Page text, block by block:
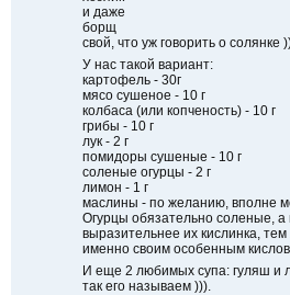
и даже
борщ
свой, что уж говорить о солянке
У нас такой вариант:
картофель - 30г
мясо сушеное - 10 г
колбаса (или копченость) - 10 г
грибы - 10 г
лук - 2 г
помидоры сушеные - 10 г
соленые огурцы - 2 г
лимон - 1 г
маслины - по желанию, вполне
Огурцы обязательно соленые,
выразительнее их кислинка,
именно своим особенным
И еще 2 любимых супа: гуляш и
так его называем ))).